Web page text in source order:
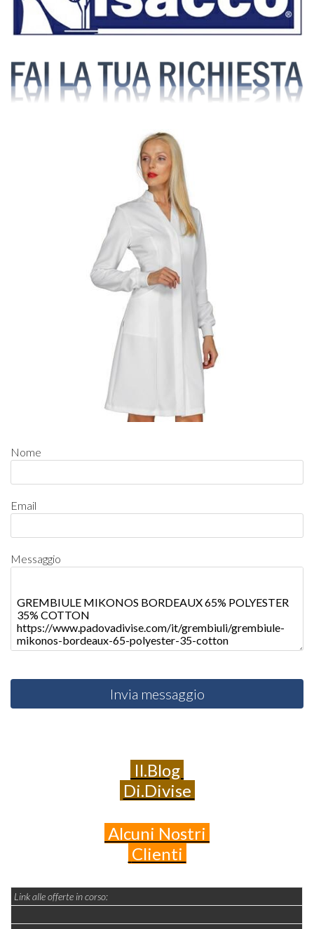
Nome
Email
Messaggio
Invia messaggio
Il.Blog
Di.Divise
Alcuni Nostri
Clienti
Link alle offerte in corso: